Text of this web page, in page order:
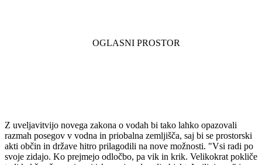
Z uveljavitvijo novega zakona o vodah bi tako lahko opazovali
razmah posegov v vodna in priobalna zemljišča, saj bi se prostorski
akti občin in države hitro prilagodili na nove možnosti. "Vsi radi po
svoje zidajo. Ko prejmejo odločbo, pa vik in krik. Velikokrat pokliče